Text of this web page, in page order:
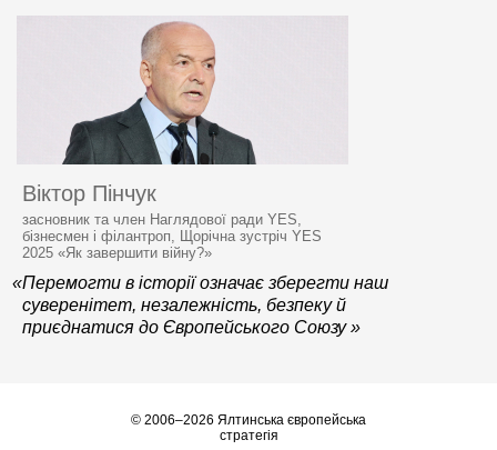
Віктор Пінчук
засновник та член Наглядової ради YES,
бізнесмен і філантроп, Щорічна зустріч YES
2025 «Як завершити війну?»
«Перемогти в історії означає зберегти наш
суверенітет, незалежність, безпеку й
приєднатися до Європейського Союзу »
© 2006–2026 Ялтинська європейська
стратегія